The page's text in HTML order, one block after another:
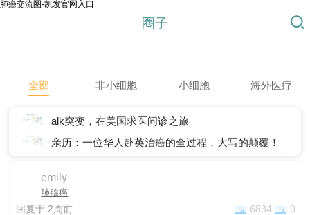
肺癌交流圈-凯发官网入口
圈子
全部 非小细胞 小细胞 海外医疗
置顶 alk突变，在美国求医问诊之旅
置顶 亲历：一位华人赴英治癌的全过程，大写的颠覆！
emily
肺腺癌
回复于 2周前 6834 0